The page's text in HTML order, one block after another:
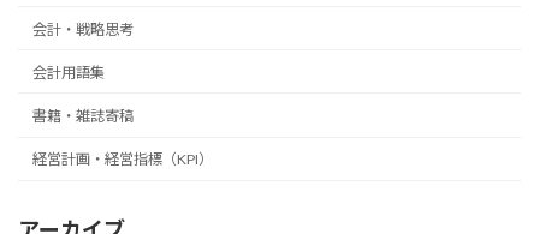
会計・戦略思考
会計用語集
書籍・雑誌寄稿
経営計画・経営指標（KPI）